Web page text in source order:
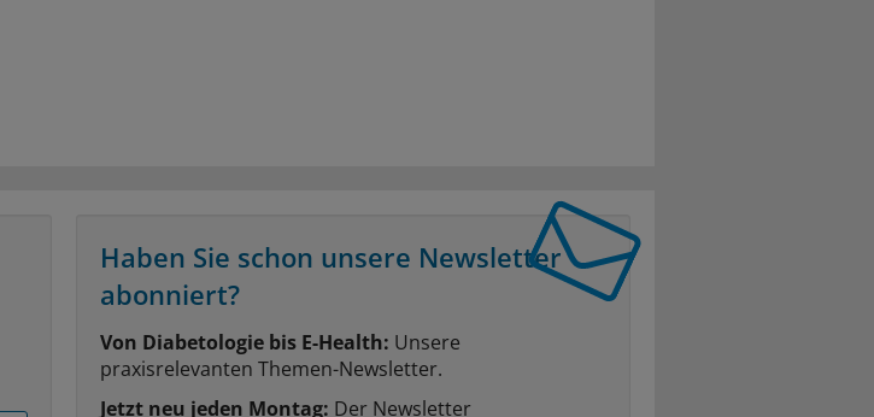
Haben Sie schon unsere Newsletter
abonniert?
Von Diabetologie bis E-Health: Unsere
praxisrelevanten Themen-Newsletter.
Jetzt neu jeden Montag: Der Newsletter